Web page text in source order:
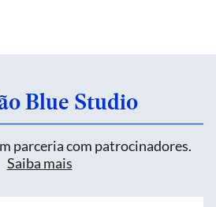
Blue Studio
parceria com patrocinadores.
Saiba mais